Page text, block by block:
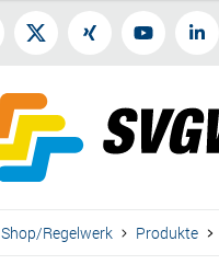
Shop/Regelwerk Produkte